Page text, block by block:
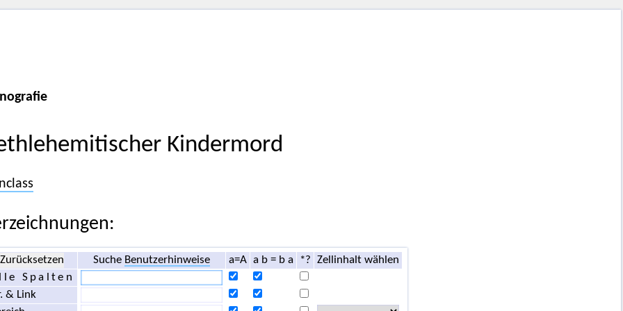
Kindermord
Zurücksetzen Suche Benutzerhinweise a=A a b = b a *?
Zellinhalt wählen
Spalten
& Link